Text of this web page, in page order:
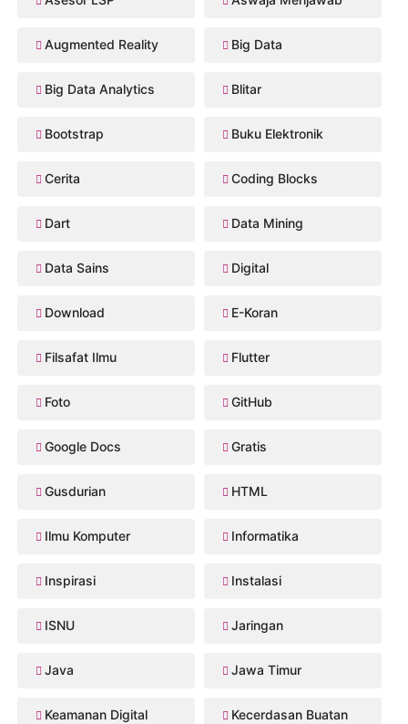
Augmented Reality Big Data
Big Data Analytics Blitar
Bootstrap Buku Elektronik
Cerita Coding Blocks
Dart Data Mining
Data Sains Digital
Download E-Koran
Filsafat Ilmu Flutter
Foto GitHub
Google Docs Gratis
Gusdurian HTML
Ilmu Komputer Informatika
Inspirasi Instalasi
ISNU Jaringan
Java Jawa Timur
Keamanan Digital Kecerdasan Buatan